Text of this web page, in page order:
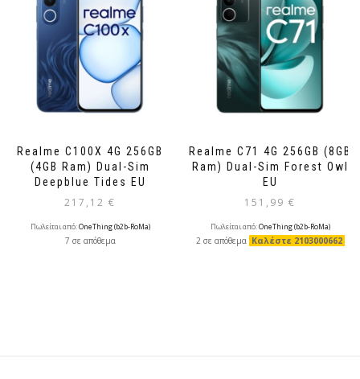
Realme C100X 4G 256GB
(4GB Ram) Dual-Sim
Deepblue Tides EU
217,12 €
Πωλείται από:OneThing (b2b-RoMa)
7 σε απόθεμα
Realme C71 4G 256GB (8GB
Ram) Dual-Sim Forest Owl
EU
151,99 €
Πωλείται από:OneThing (b2b-RoMa)
2 σε απόθεμα Καλέστε 2103000662